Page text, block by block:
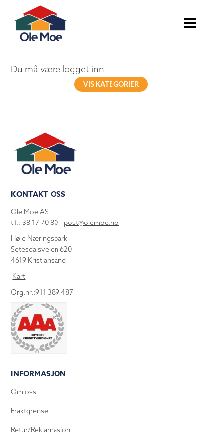
Du må være logget inn
VIS KATEGORIER
KONTAKT OSS
Ole Moe AS
tlf.: 38 17 70 80 post@olemoe.no
Høie Næringspark
Setesdalsveien 620
4619 Kristiansand
Kart
Org.nr.:911 389 487
INFORMASJON
Om oss
Fraktgrense
Retur/Reklamasjon